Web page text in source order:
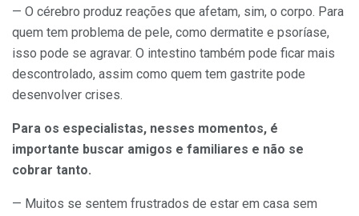
— O cérebro produz reações que afetam, sim, o corpo. Para
quem tem problema de pele, como dermatite e psoríase,
isso pode se agravar. O intestino também pode ficar mais
descontrolado, assim como quem tem gastrite pode
desenvolver crises.
Para os especialistas, nesses momentos, é
importante buscar amigos e familiares e não se
cobrar tanto.
— Muitos se sentem frustrados de estar em casa sem